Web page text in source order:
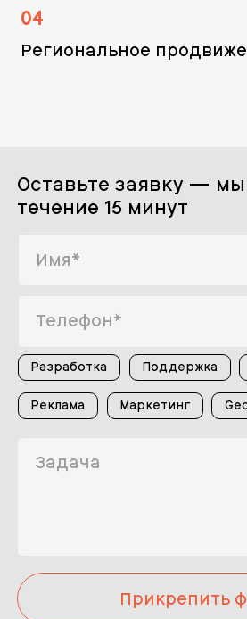
04
Региональное
Оставьте заявку —
течение 15 минут
Разработка Поддержка
Реклама Маркетинг
Прикрепить